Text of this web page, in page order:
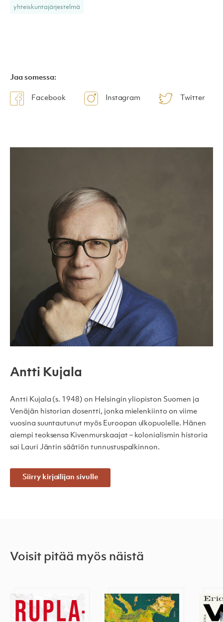
Jaa somessa:
Facebook Instagram Twitter
yhteiskuntajärjestelmä
Antti Kujala
Antti Kujala (s. 1948) on Helsingin yliopiston Suomen ja
Venäjän historian dosentti, jonka mielenkiinto on viime
vuosina suuntautunut myös Euroopan ulkopuolelle. Hänen
aiempi teoksensa Kivenmurskaajat – kolonialismin historia
sai Lauri Jäntin säätiön tunnustuspalkinnon.
Siirry kirjailijan sivulle
Voisit pitää myös näistä
Ruplaruhtinaat Maantieteen myytit